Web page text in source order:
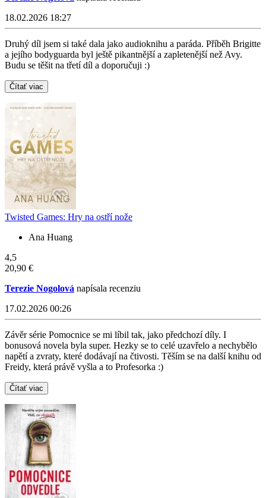
18.02.2026 18:27
Druhý díl jsem si také dala jako audioknihu a paráda. Příběh Brigitte
a jejího bodyguarda byl ještě pikantnější a zapletenější než Avy.
Budu se těšit na třetí díl a doporučuji :)
Čítať viac
Twisted Games: Hry na ostří nože
Ana Huang
4,5
20,90 €
Terezie Nogolová napísala recenziu
17.02.2026 00:26
Závěr série Pomocnice se mi líbil tak, jako předchozí díly. I
bonusová novela byla super. Hezky se to celé uzavřelo a nechybělo
napětí a zvraty, které dodávají na čtivosti. Těším se na další knihu od
Freidy, která právě vyšla a to Profesorka :)
Čítať viac